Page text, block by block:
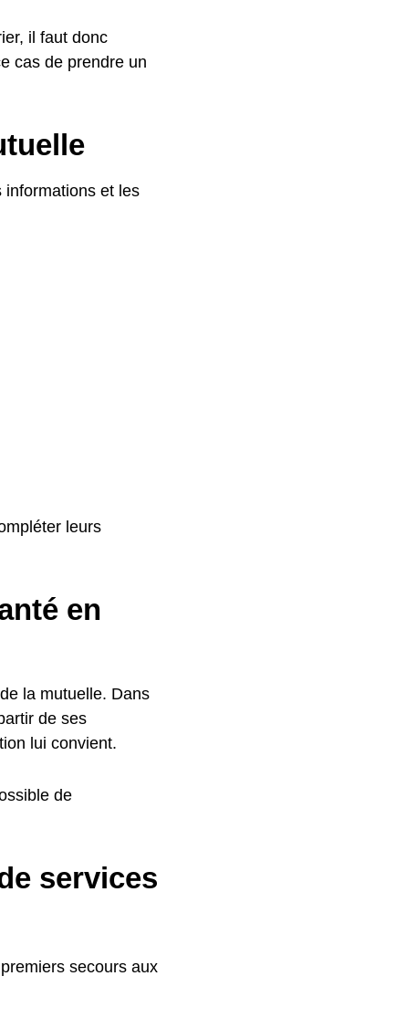
il faut donc
cas de prendre un
informations et les
leurs
en
la mutuelle. Dans
de ses
lui convient.
de
services
secours aux